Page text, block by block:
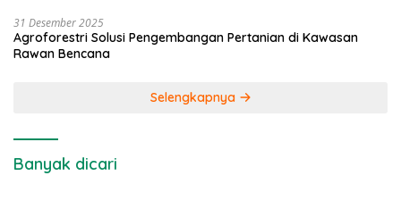
31 Desember 2025
Agroforestri Solusi Pengembangan Pertanian di Kawasan
Rawan Bencana
Selengkapnya
Banyak dicari